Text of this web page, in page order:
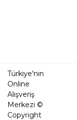
Türkiye'nin
Online
Alışveriş
Merkezi ©
Copyright